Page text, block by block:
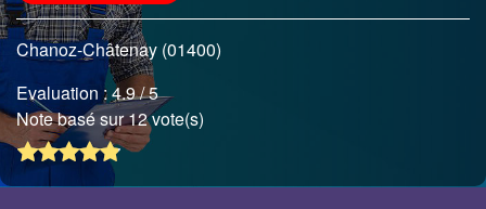
Chanoz-Châtenay (01400)
Evaluation :4.9/ 5
Note basé sur 12 vote(s)